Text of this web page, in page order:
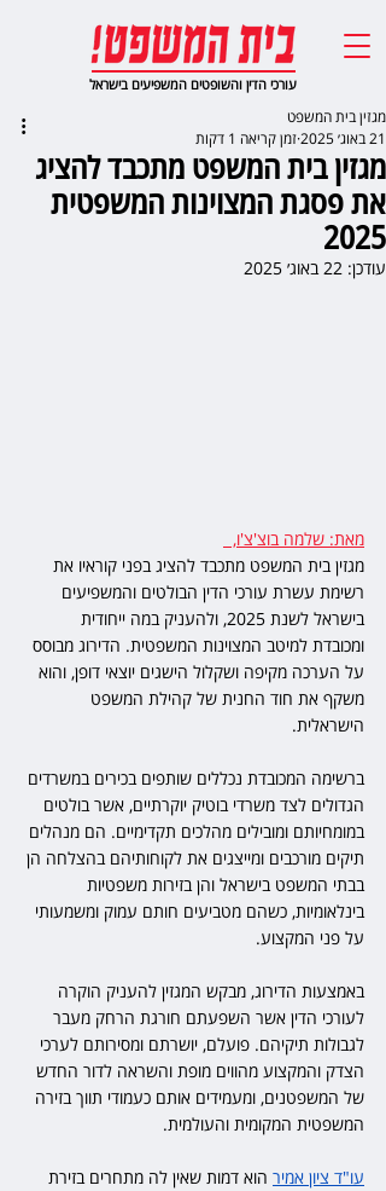
עורכי הדין והשופטים המשפיעים בישראל
מגזין בית המשפט מתכבד להציג
את פסגת המצוינות המשפטית
2025
מגזין בית המשפט
21 באוג׳ 2025
זמן קריאה 1 דקות
עודכן: 22 באוג׳ 2025
מאת: שלמה בוצ'צ'ו,
מגזין בית המשפט מתכבד להציג בפני קוראיו את
רשימת עשרת עורכי הדין הבולטים והמשפיעים
בישראל לשנת 2025, ולהעניק במה ייחודית
ומכובדת למיטב המצוינות המשפטית. הדירוג מבוסס
על הערכה מקיפה ושקלול הישגים יוצאי דופן, והוא
משקף את חוד החנית של קהילת המשפט
הישראלית.
ברשימה המכובדת נכללים שותפים בכירים במשרדים
הגדולים לצד משרדי בוטיק יוקרתיים, אשר בולטים
במומחיותם ומובילים מהלכים תקדימיים. הם מנהלים
תיקים מורכבים ומייצגים את לקוחותיהם בהצלחה הן
בבתי המשפט בישראל והן בזירות משפטיות
בינלאומיות, כשהם מטביעים חותם עמוק ומשמעותי
על פני המקצוע.
באמצעות הדירוג, מבקש המגזין להעניק הוקרה
לעורכי הדין אשר השפעתם חורגת הרחק מעבר
לגבולות תיקיהם. פועלם, יושרתם ומסירותם לערכי
הצדק והמקצוע מהווים מופת והשראה לדור החדש
של המשפטנים, ומעמידים אותם כעמודי תווך בזירה
המשפטית המקומית והעולמית.
עו"ד ציון אמיר הוא דמות שאין לה מתחרים בזירת